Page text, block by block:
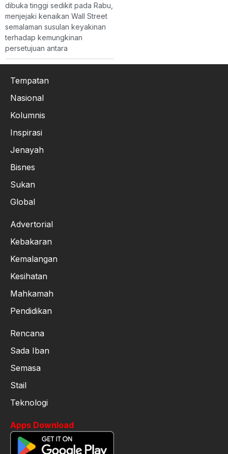
dibuka tinggi sedikit pada Rabu,
menjejaki kenaikan Wall Street
semalaman susulan keyakinan
terhadap kemungkinan
persetujuan antara
Tempatan
Nasional
Kolumnis
Inspirasi
Jenayah
Bisnes
Sukan
Global
Advertorial
Kebakaran
Kemalangan
Kesihatan
Mahkamah
Pendidikan
Rencana
Sada Iban
Semasa
Stail
Teknologi
Apps Download